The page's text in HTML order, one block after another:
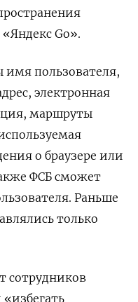
Go».
имя пользователя,
электронная
маршруты
о браузере или
ФСБ сможет
Раньше
только
сотрудников
«избегать